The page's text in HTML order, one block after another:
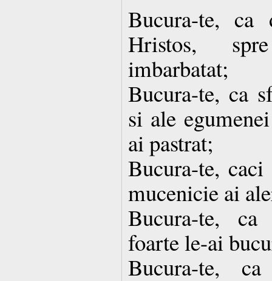
Bucura-te,
Hristos,
imbarbatat;
Bucura-te, ca
si ale
ai pastrat;
Bucura-te,
mucenicie ai
Bucura-te, ca
foarte le-ai
Bucura-te,